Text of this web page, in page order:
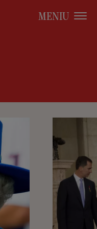
MENIU